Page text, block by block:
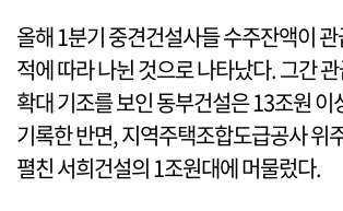
올해 1분기 중견건설사들 수주잔액이
적에 따라 나뉜 것으로 나타났다. 그간
확대 기조를 보인 동부건설은 13조원
기록한 반면, 지역주택조합도급공사 위
펼친 서희건설의 1조원대에 머물렀다.